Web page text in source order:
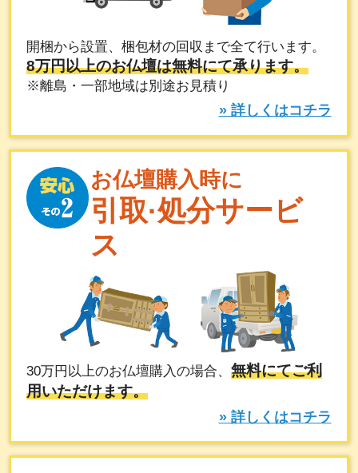
開梱から設置、梱包材の回収まで全て行います。
8万円以上のお仏壇は無料にて承ります。
※離島・一部地域は別途お見積り
» 詳しくはコチラ
お仏壇購入時に
引取·処分サービ
ス
30万円以上のお仏壇購入の場合、無料にてご利
用いただけます。
» 詳しくはコチラ